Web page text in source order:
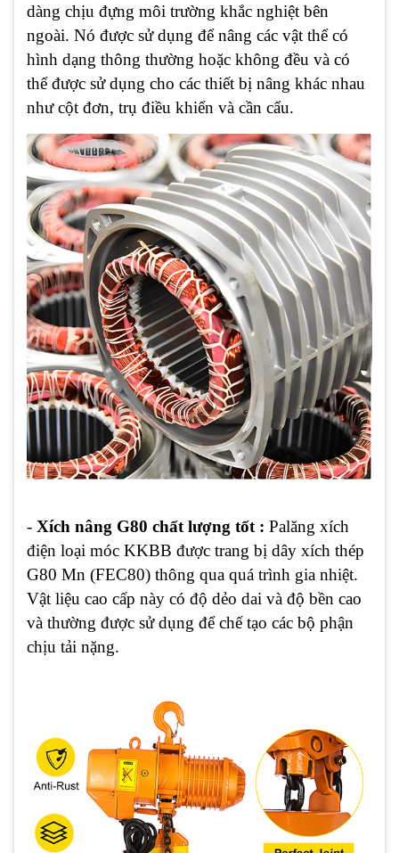
dàng chịu đựng môi trường khắc nghiệt bên
ngoài. Nó được sử dụng để nâng các vật thể có
hình dạng thông thường hoặc không đều và có
thể được sử dụng cho các thiết bị nâng khác nhau
như cột đơn, trụ điều khiển và cần cẩu.
- Xích nâng G80 chất lượng tốt : Palăng xích
điện loại móc KKBB được trang bị dây xích thép
G80 Mn (FEC80) thông qua quá trình gia nhiệt.
Vật liệu cao cấp này có độ dẻo dai và độ bền cao
và thường được sử dụng để chế tạo các bộ phận
chịu tải nặng.